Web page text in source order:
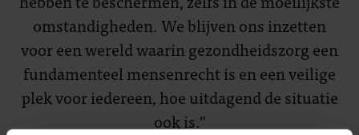
omstandigheden. We blijven ons inzetten
voor een wereld waarin gezondheidszorg een
fundamenteel mensenrecht is en een veilige
plek voor iedereen, hoe uitdagend de situatie
ook is.”